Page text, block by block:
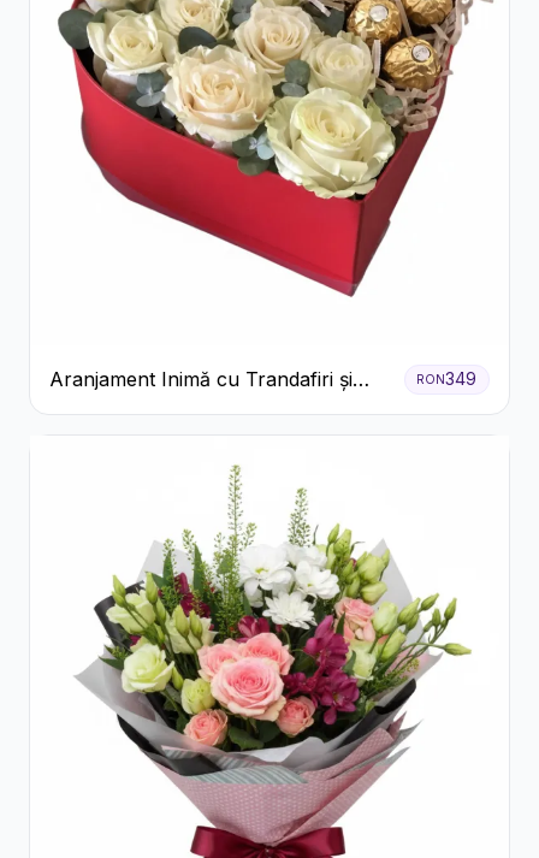
Aranjament Inimă cu Trandafiri și
Praline Ferrero
RON349